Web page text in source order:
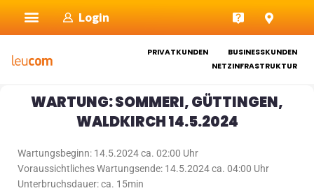
Inhalt
springen
Login
PRIVATKUNDEN
BUSINESSKUNDEN
NETZINFRASTRUKTUR
WARTUNG: SOMMERI, GÜTTINGEN,
WALDKIRCH 14.5.2024
Wartungsbeginn: 14.5.2024 ca. 02:00 Uhr
Voraussichtliches Wartungsende: 14.5.2024 ca. 04:00 Uhr
Unterbruchsdauer: ca. 15min